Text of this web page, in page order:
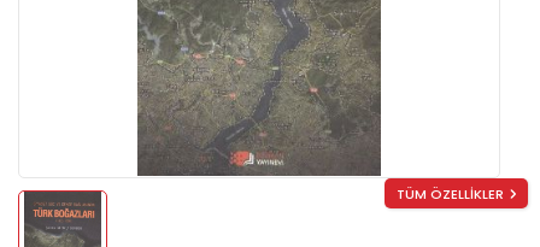
TÜM ÖZELLİKLER